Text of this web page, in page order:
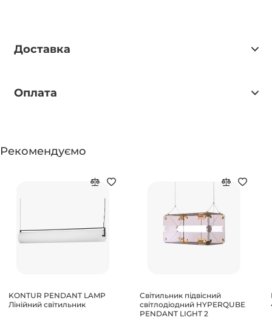
Доставка
Оплата
Рекомендуємо
KONTUR PENDANT LAMP
Лінійний світильник
Світильник підвісний
світлодіодний HYPERQUBE
PENDANT LIGHT 2